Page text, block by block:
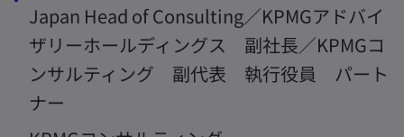
Japan Head of Consulting／KPMGアドバイ
ザリーホールディングス 副社長／KPMGコ
ンサルティング 副代表 執行役員 パート
ナー